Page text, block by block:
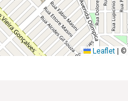
Leaflet ©